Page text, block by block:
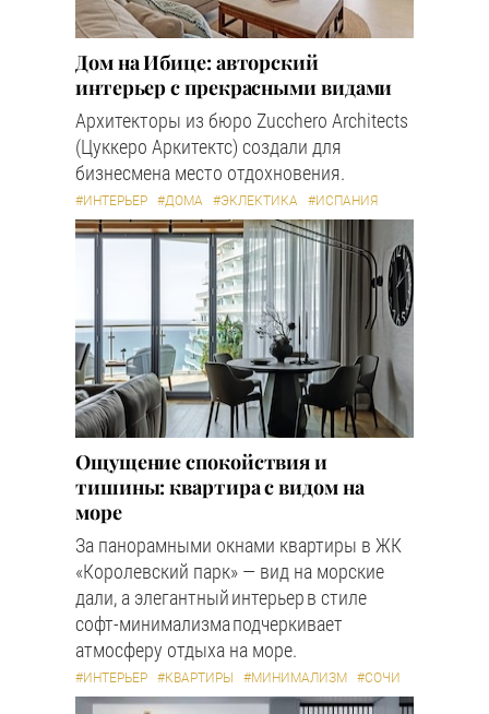
Дом на Ибице: авторский
интерьер с прекрасными видами
Архитекторы из бюро Zucchero Architects
(Цуккеро Аркитектс) создали для
бизнесмена место отдохновения.
#ИНТЕРЬЕР #ДОМА #ЭКЛЕКТИКА #ИСПАНИЯ
Ощущение спокойствия и
тишины: квартира с видом на
море
За панорамными окнами квартиры в ЖК
«Королевский парк» — вид на морские
дали, а элегантный интерьер в стиле
софт-минимализма подчеркивает
атмосферу отдыха на море.
#ИНТЕРЬЕР #КВАРТИРЫ #МИНИМАЛИЗМ #СОЧИ